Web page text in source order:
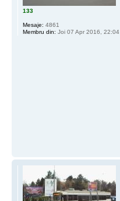
133
Mesaje: 4861
Membru din: Joi 07 Apr 2016, 22:04